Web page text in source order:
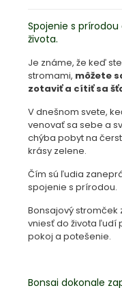
Spojenie s
života.
Je známe, že keď
stromami, môžete
zotaviť a cítiť sa
V dnešnom svete,
venovať sa sebe a
chýba pobyt na
krásy zelene.
Čím sú ľudia
spojenie s prírodou.
Bonsajový
vniesť do života ľudí
pokoj a potešenie.
Bonsai dokonale